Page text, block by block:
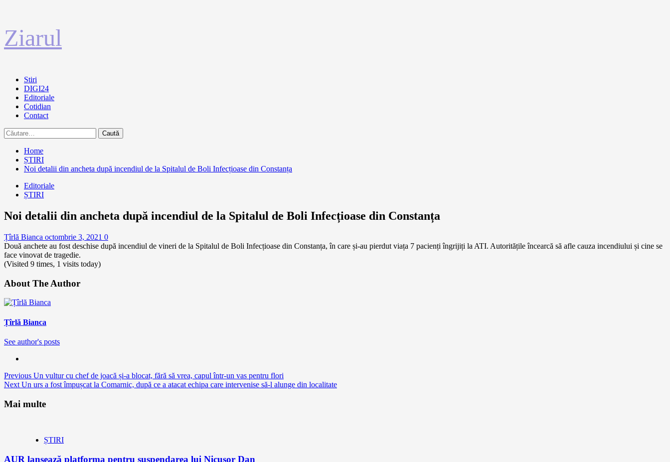
la
conținut
Ziarul
Primary
Menu
Stiri
DIGI24
Editoriale
Cotidian
Contact
Caută
după:
Home
ȘTIRI
Noi detalii din ancheta după incendiul de la Spitalul de Boli Infecțioase din Constanța
Editoriale
ȘTIRI
Noi detalii din ancheta după incendiul de la Spitalul de Boli Infecțioase din Constanța
Țîrlă Bianca octombrie 3, 2021 0
Două anchete au fost deschise după incendiul de vineri de la Spitalul de Boli Infecțioase din Constanța, în care și-au pierdut viața 7 pacienți îngrijiți la ATI. Autoritățile încearcă să afle cauza incendiului și cine se
face vinovat de tragedie.
(Visited 9 times, 1 visits today)
About The Author
Țîrlă Bianca
See author's posts
Continue
Reading
Previous Un vultur cu chef de joacă și-a blocat, fără să vrea, capul într-un vas pentru flori
Next Un urs a fost împușcat la Comarnic, după ce a atacat echipa care intervenise să-l alunge din localitate
Mai multe
ȘTIRI
AUR lansează platforma pentru suspendarea lui Nicușor Dan